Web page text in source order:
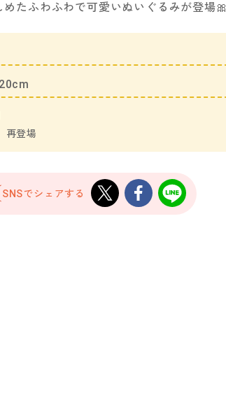
たふわふわで可愛いぬいぐるみが登場🎀
登場
SNSでシェアする